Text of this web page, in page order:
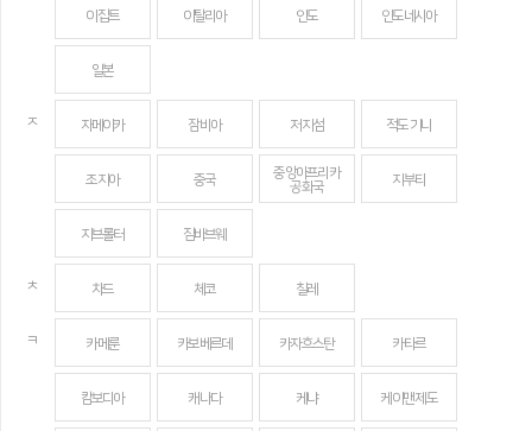
이집트 이탈리아 인도 인도네시아
일본
ㅈ 자메이카 잠비아 저지섬 적도 기니
조지아 중국
중앙아프리카
공화국
지부티
지브롤터 짐바브웨
ㅊ 차드 체코 칠레
ㅋ 카메룬 카보베르데 카자흐스탄 카타르
캄보디아 캐나다 케냐 케이맨 제도